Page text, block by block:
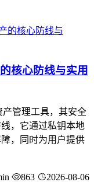
核心防线与实用
产管理工具，其安全
，它通过私钥本地
，同时为用户提供
863 2026-08-06